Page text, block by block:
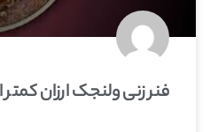
فنر زنی ولنجک ارزان کمتر